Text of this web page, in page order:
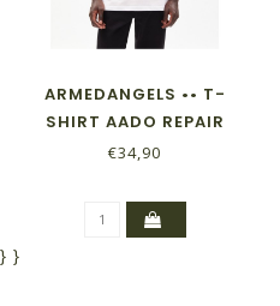
ARMEDANGELS •• T-
SHIRT AADO REPAIR
REUSE
€34,90
} }